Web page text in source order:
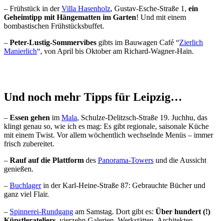
– Frühstück in derVilla Hasenholz, Gustav-Esche-Straße 1, ein
Geheimtipp mit Hängematten im Garten! Und mit einem
bombastischen Frühstücksbuffet.
– Peter-Lustig-Sommervibes gibts im Bauwagen Café “Zierlich
Manierlich“, von April bis Oktober am Richard-Wagner-Hain.
Und noch mehr Tipps für Leipzig…
– Essen gehen im Mala, Schulze-Delitzsch-Straße 19. Juchhu, das
klingt genau so, wie ich es mag: Es gibt regionale, saisonale Küche
mit einem Twist. Vor allem wöchentlich wechselnde Menüs – immer
frisch zubereitet.
– Rauf auf die Plattform des Panorama-Towers und die Aussicht
genießen.
– Buchlagerin der Karl-Heine-Straße 87: Gebrauchte Bücher und
ganz viel Flair.
– Spinnerei-Rundgang am Samstag. Dort gibt es: Über hundert (!)